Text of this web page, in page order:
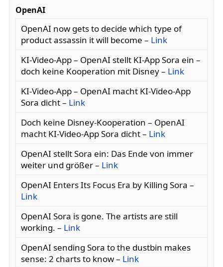
OpenAI
OpenAI now gets to decide which type of
product assassin it will become – Link
KI-Video-App – OpenAI stellt KI-App Sora ein –
doch keine Kooperation mit Disney – Link
KI-Video-App – OpenAI macht KI-Video-App
Sora dicht – Link
Doch keine Disney-Kooperation – OpenAI
macht KI-Video-App Sora dicht – Link
OpenAI stellt Sora ein: Das Ende von immer
weiter und größer – Link
OpenAI Enters Its Focus Era by Killing Sora –
Link
OpenAI Sora is gone. The artists are still
working. – Link
OpenAI sending Sora to the dustbin makes
sense: 2 charts to know – Link